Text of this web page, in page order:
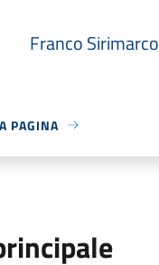
Franco Sirimarco
PAGINA